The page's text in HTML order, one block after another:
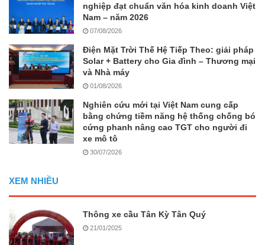
nghiệp đạt chuẩn văn hóa kinh doanh Việt
Nam – năm 2026
07/08/2026
Điện Mặt Trời Thế Hệ Tiếp Theo: giải pháp
Solar + Battery cho Gia đình – Thương mại
và Nhà máy
01/08/2026
Nghiên cứu mới tại Việt Nam cung cấp
bằng chứng tiềm năng hệ thống chống bó
cứng phanh nâng cao TGT cho người đi
xe mô tô
30/07/2026
XEM NHIỀU
Thông xe cầu Tân Kỳ Tân Quý
21/01/2025